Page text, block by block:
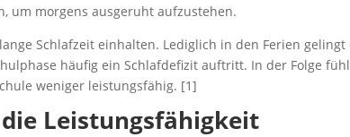
um morgens ausgeruht aufzustehen.
Schlafzeit einhalten. Lediglich in den Ferien gelingt
häufig ein Schlafdefizit auftritt. In der Folge
weniger leistungsfähig. [1]
Leistungsfähigkeit